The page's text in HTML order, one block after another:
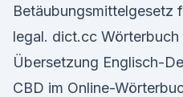
Betäubungsmittelgesetz
legal. dict.cc
Übersetzung Englisch-
CBD im Online-